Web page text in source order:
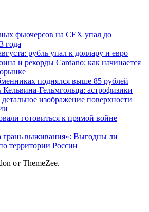
фьючерсов на CEX упал до
года
рубль упал к доллару и евро
и рекорды Cardano: как начинается
поднялся выше 85 рублей
Кельвина-Гельмгольца: астрофизики
изображение поверхности
готовиться к прямой войне
грань выживания»: Выгодны ли
территории России
от ThemeZee.